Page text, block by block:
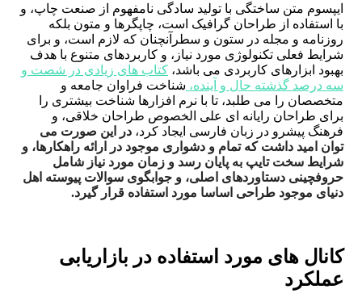
یپسوم متن ساختگی با تولید سادگی نامفهوم از صنعت چاپ، و
با استفاده از طراحان گرافیک است، چاپگرها و متون بلکه
روزنامه و مجله در ستون و سطرآنچنان که لازم است، و برای
شرایط فعلی تکنولوژی مورد نیاز، و کاربردهای متنوع با هدف
بهبود ابزارهای کاربردی می باشد، کتاب های زیادی در شصت و
سه درصد گذشته حال و آینده، شناخت فراوان جامعه و
متخصصان را می طلبد، تا با نرم افزارها شناخت بیشتری را
برای طراحان رایانه ای علی الخصوص طراحان خلاقی، و
فرهنگ پیشرو در زبان فارسی ایجاد کرد، در این صورت می
توان امید داشت که تمام و دشواری موجود در ارائه راهکارها، و
شرایط سخت تایپ به پایان رسد و زمان مورد نیاز شامل
حروفچینی دستاوردهای اصلی، و جوابگوی سوالات پیوسته اهل
دنیای موجود طراحی اساسا مورد استفاده قرار گیرد.
کانال های مورد استفاده در بازاریابی
عملکرد